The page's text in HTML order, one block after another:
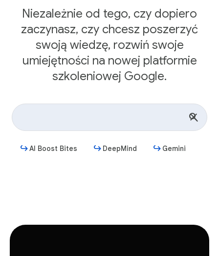
Niezależnie od tego, czy dopiero
zaczynasz, czy chcesz poszerzyć
swoją wiedzę, rozwiń swoje
umiejętności na nowej platformie
szkoleniowej Google.
AI Boost Bites DeepMind Gemini